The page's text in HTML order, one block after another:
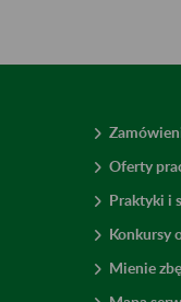
Oferty
Praktyki i
Konkursy
Mienie